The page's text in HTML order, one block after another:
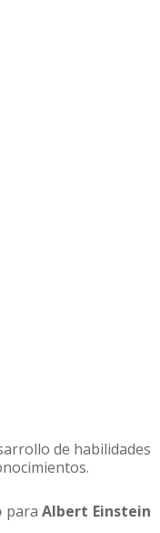
de habilidades
paraAlbert Einstein